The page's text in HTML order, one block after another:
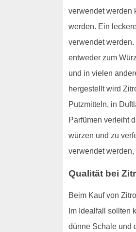
verwendet werden
werden. Ein
verwendet
entweder zum
und in vielen
hergestellt wird
Putzmitteln, in
Parfümen verleiht
würzen und zu
verwendet
Qualität bei
Beim Kauf von
Im Idealfall sollten
dünne Schale und